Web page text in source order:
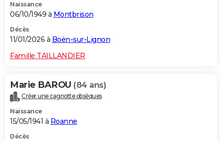
Naissance
06/10/1949 à Montbrison
Décès
11/01/2026 à Boën-sur-Lignon
Famille TAILLANDIER
Marie BAROU (84 ans)
Créer une cagnotte obsèques
Naissance
15/05/1941 à Roanne
Décès